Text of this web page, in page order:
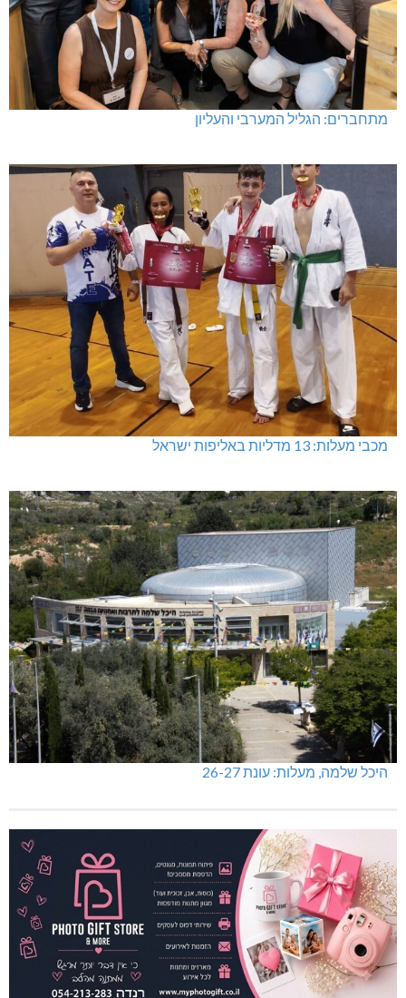
מתחברים: הגליל המערבי והעליון
מכבי מעלות: 13 מדליות באליפות ישראל
היכל שלמה, מעלות: עונת 26-27